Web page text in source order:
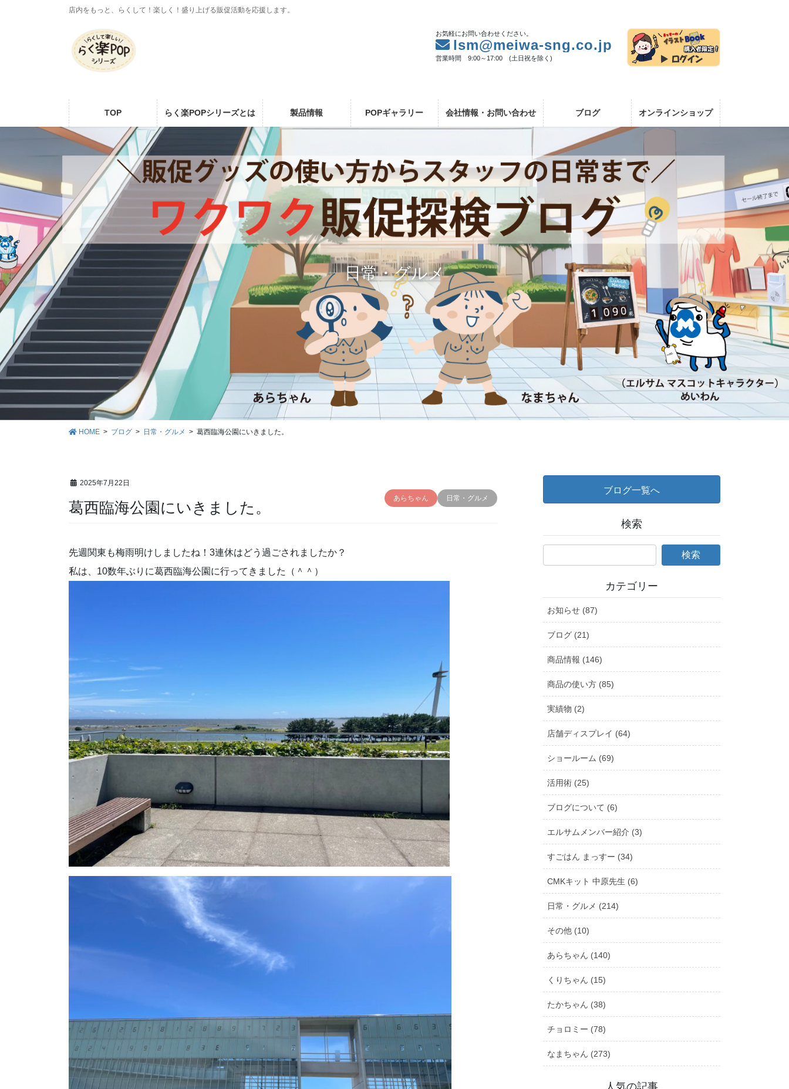
店内をもっと、らくして！楽しく！盛り上げる販促活動を応援します。
お気軽にお問い合わせください。
lsm@meiwa-sng.co.jp
営業時間 9:00～17:00 (土日祝を除く)
TOP らく楽POPシリーズとは 製品情報 POPギャラリー 会社情報・お問い合わせ ブログ オンラインショップ
日常・グルメ
HOME ブログ 日常・グルメ 葛西臨海公園にいきました。
2025年7月22日
日常・グルメ
あらちゃん
葛西臨海公園にいきました。
先週関東も梅雨明けしましたね！3連休はどう過ごされましたか？
私は、10数年ぶりに葛西臨海公園に行ってきました（＾＾）
ブログ一覧へ
検索
カテゴリー
お知らせ (87)
ブログ (21)
商品情報 (146)
商品の使い方 (85)
実績物 (2)
店舗ディスプレイ (64)
ショールーム (69)
活用術 (25)
ブログについて (6)
エルサムメンバー紹介 (3)
すごはん まっすー (34)
CMKキット 中原先生 (6)
日常・グルメ (214)
その他 (10)
あらちゃん (140)
くりちゃん (15)
たかちゃん (38)
チョロミー (78)
なまちゃん (273)